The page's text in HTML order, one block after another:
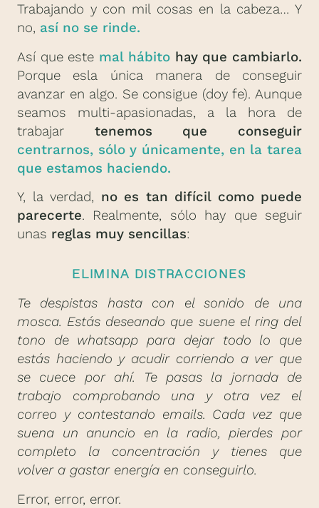
Trabajando y con mil cosas en la cabeza… Y
no, así no se rinde.
Así que este mal hábito hay que cambiarlo.
Porque esla única manera de conseguir
avanzar en algo. Se consigue (doy fe). Aunque
seamos multi-apasionadas, a la hora de
trabajar tenemos que conseguir
centrarnos, sólo y únicamente, en la tarea
que estamos haciendo.
Y, la verdad, no es tan difícil como puede
parecerte. Realmente, sólo hay que seguir
unas reglas muy sencillas:
ELIMINA DISTRACCIONES
Te despistas hasta con el sonido de una
mosca. Estás deseando que suene el ring del
tono de whatsapp para dejar todo lo que
estás haciendo y acudir corriendo a ver que
se cuece por ahí. Te pasas la jornada de
trabajo comprobando una y otra vez el
correo y contestando emails. Cada vez que
suena un anuncio en la radio, pierdes por
completo la concentración y tienes que
volver a gastar energía en conseguirlo.
Error, error, error.